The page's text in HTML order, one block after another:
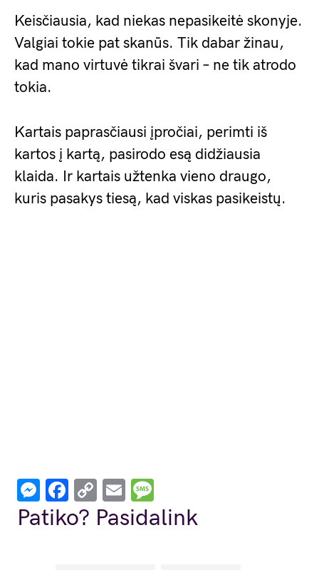
Keisčiausia, kad niekas nepasikeitė skonyje.
Valgiai tokie pat skanūs. Tik dabar žinau,
kad mano virtuvė tikrai švari – ne tik atrodo
tokia.
Kartais paprasčiausi įpročiai, perimti iš
kartos į kartą, pasirodo esą didžiausia
klaida. Ir kartais užtenka vieno draugo,
kuris pasakys tiesą, kad viskas pasikeistų.
Messenger
Facebook
Copy
Link
Email
Patiko? Pasidalink